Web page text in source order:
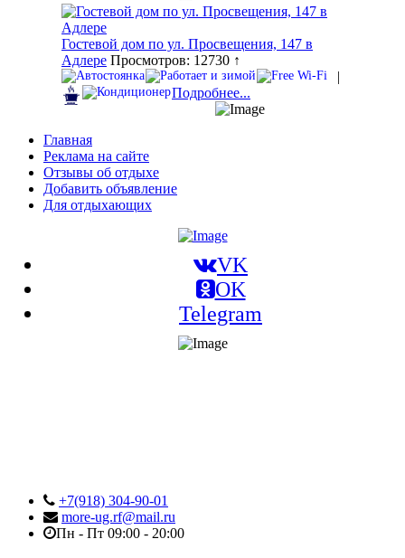
Гостевой дом по ул. Просвещения, 147 в
Адлере Просмотров: 12730 ↑
|
Подробнее...
Главная
Реклама на сайте
Отзывы об отдыхе
Добавить объявление
Для отдыхающих
VK
OK
Telegram
+7(918) 304-90-01
more-ug.rf@mail.ru
Пн - Пт 09:00 - 20:00